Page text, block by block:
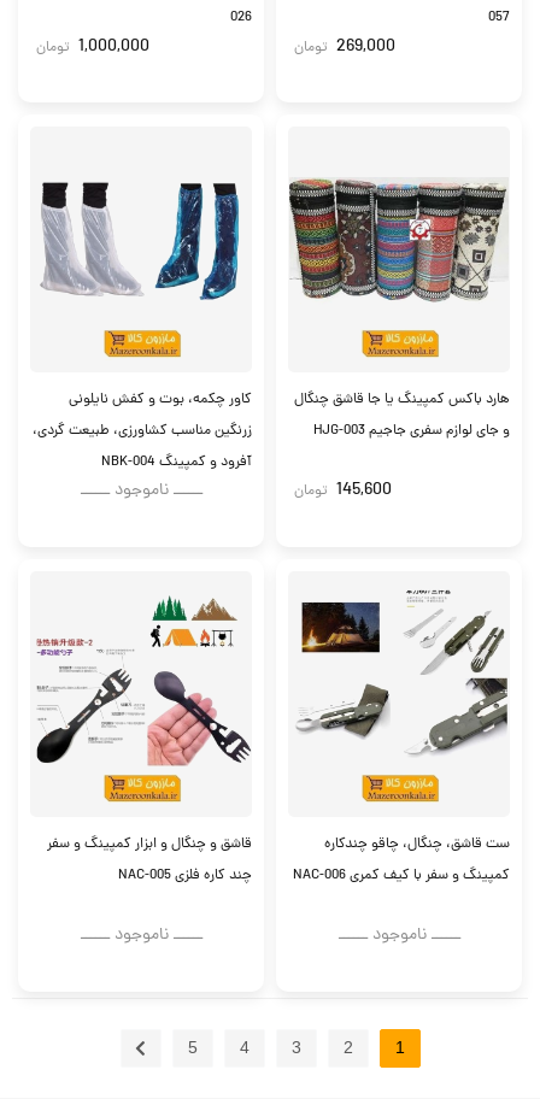
057
269,000 تومان
026
1,000,000 تومان
هارد باکس کمپینگ یا جا قاشق چنگال
و جای لوازم سفری جاجیم HJG-003
145,600 تومان
کاور چکمه، بوت و کفش نایلونی
زرنگین مناسب کشاورزی، طبیعت گردی،
آفرود و کمپینگ NBK-004
ــــــ ناموجود ــــــ
ست قاشق، چنگال، چاقو چندکاره
کمپینگ و سفر با کیف کمری NAC-006
ــــــ ناموجود ــــــ
قاشق و چنگال و ابزار کمپینگ و سفر
چند کاره فلزی NAC-005
ــــــ ناموجود ــــــ
1
2
3
4
5